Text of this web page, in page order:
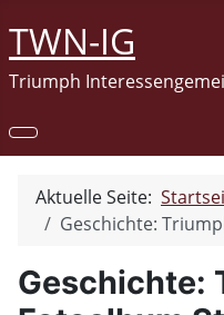
TWN-IG
Triumph
Aktuelle Seite:
Geschichte:
Geschichte: